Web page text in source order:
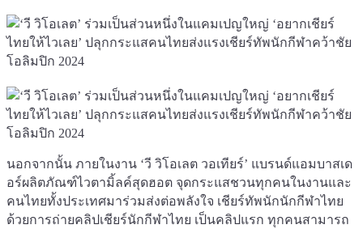
นอกจากนั้น ภายในงาน ‘วี วิโอเลต วอเทียร์’ แบรนด์แอมบาสเด
อร์ผลิตภัณฑ์ไวตามิ้ลค์สุดฮอต จุดกระแสชวนทุกคนในงานและ
คนไทยทั้งประเทศมาร่วมส่งต่อพลังใจ เชียร์ทัพนักนักกีฬาไทย
ด้วยการถ่ายคลิปเชียร์นักกีฬาไทย เป็นคลิปแรก ทุกคนสามารถ